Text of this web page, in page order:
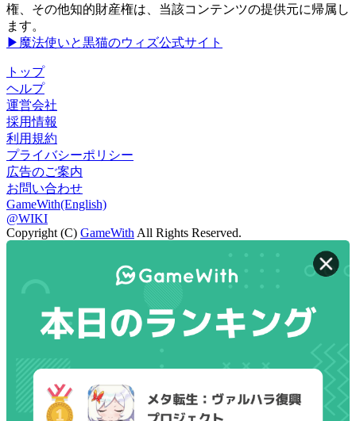
権、その他知的財産権は、当該コンテンツの提供元に帰属し
ます。
▶魔法使いと黒猫のウィズ公式サイト
トップ
ヘルプ
運営会社
採用情報
利用規約
プライバシーポリシー
広告のご案内
お問い合わせ
GameWith(English)
@WIKI
Copyright (C) GameWith All Rights Reserved.